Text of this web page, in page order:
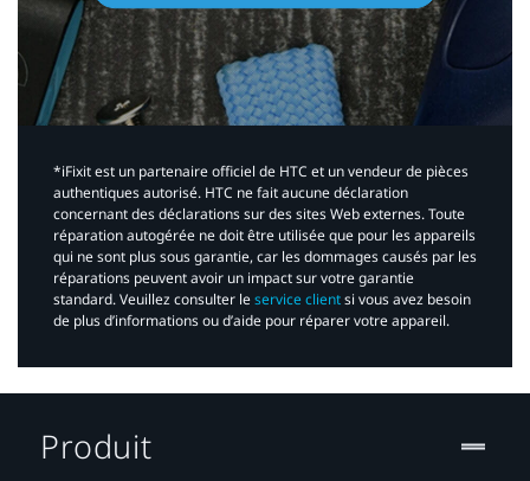
*iFixit est un partenaire officiel de HTC et un vendeur de pièces
authentiques autorisé. HTC ne fait aucune déclaration
concernant des déclarations sur des sites Web externes. Toute
réparation autogérée ne doit être utilisée que pour les appareils
qui ne sont plus sous garantie, car les dommages causés par les
réparations peuvent avoir un impact sur votre garantie
standard. Veuillez consulter leservice clientsi vous avez besoin
de plus d’informations ou d’aide pour réparer votre appareil.​
Produit